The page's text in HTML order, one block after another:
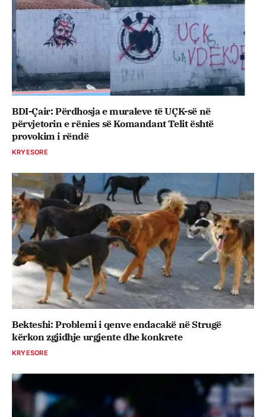
BDI-Çair: Përdhosja e muraleve të UÇK-së në
përvjetorin e rënies së Komandant Telit është
provokim i rëndë
KRYESORE
Bekteshi: Problemi i qenve endacakë në Strugë
kërkon zgjidhje urgjente dhe konkrete
KRYESORE